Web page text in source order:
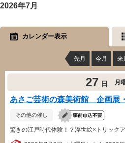
2026年7月
カレンダー表示
先月 今月 来
27 日 月
あさご芸術の森美術館 企画展
その他の催し
驚きの江戸時代体験！？浮世絵×トリック